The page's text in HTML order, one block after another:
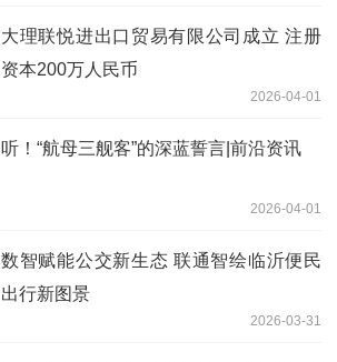
大理联悦进出口贸易有限公司成立 注册
资本200万人民币
2026-04-01
听！“航母三舰客”的深蓝誓言|前沿资讯
2026-04-01
数智赋能公交新生态 联通智绘临沂便民
出行新图景
2026-03-31